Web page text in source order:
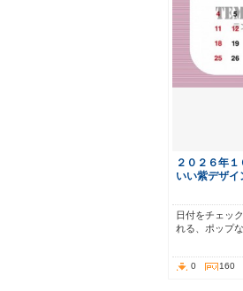
２０２６年
いい紫デザイ
日付をチェッ
れる、ポップ
0 160